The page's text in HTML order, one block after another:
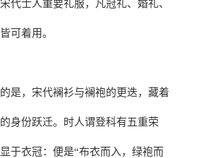
代士人重要礼服，凡冠礼、婚礼、
可着用。
是，宋代襕衫与襕袍的更迭，藏着
身份跃迁。时人谓登科有五重荣
于衣冠：便是“布衣而入，绿袍而